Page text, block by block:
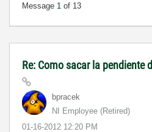
Message 1 of 13
Re: Como sacar la pendiente
bpracek
NI Employee (retired)
‎01-16-2012 12:20 PM